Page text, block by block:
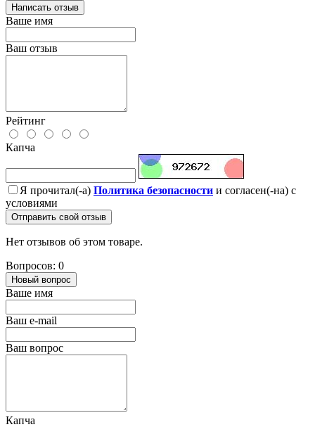
Написать отзыв
Ваше имя
Ваш отзыв
Рейтинг
Капча
Я прочитал(-а) Политика безопасности и согласен(-на) с
условиями
Отправить свой отзыв
Нет отзывов об этом товаре.
Вопросов: 0
Новый вопрос
Ваше имя
Ваш e-mail
Ваш вопрос
Капча